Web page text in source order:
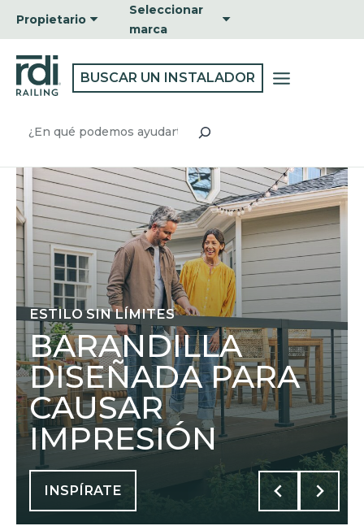
Propietario
Seleccionar
marca
BUSCAR UN INSTALADOR
ESTILO SIN LÍMITES
BARANDILLA
DISEÑADA PARA
CAUSAR
IMPRESIÓN
INSPÍRATE